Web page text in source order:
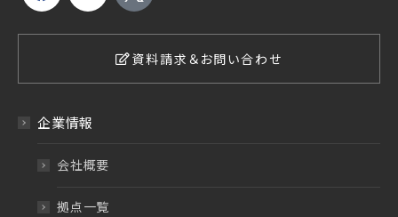
資料請求＆お問い合わせ
企業情報
会社概要
拠点一覧